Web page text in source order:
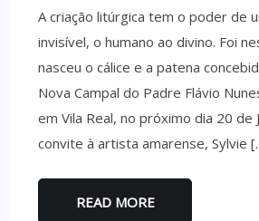
A criação litúrgica tem o poder de
invisível, o humano ao divino. Foi
nasceu o cálice e a patena
Nova Campal do Padre Flávio
em Vila Real, no próximo dia 20 de
convite à artista amarense, Sylvie
READ MORE